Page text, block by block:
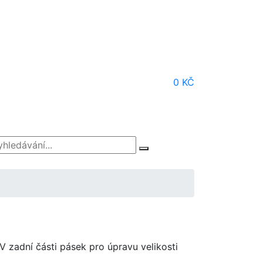
0 KČ
zadní části pásek pro úpravu velikosti